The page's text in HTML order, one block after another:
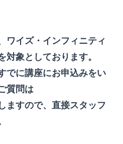
イズ・インフィニティ
対象としております。
に講座にお申込みをい
質問は
すので、直接スタッフ